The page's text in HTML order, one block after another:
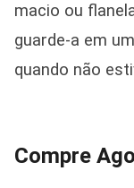
macio ou
guarde-a em
quando não
Compre